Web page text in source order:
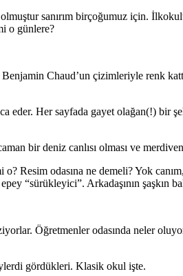
sanırım birçoğumuz için.
o günlere?
Benjamin Chaud’un çizimleriyle
eder. Her sayfada gayet olağan(!) bir
bir deniz canlısı olması ve
Resim odasına ne demeli? Yok
“sürükleyici”. Arkadaşının şaşkın
Öğretmenler odasında neler
gördükleri. Klasik okul işte.